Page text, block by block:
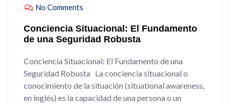
No Comments
Conciencia Situacional: El Fundamento
de una Seguridad Robusta
Conciencia Situacional: El Fundamento de una
Seguridad Robusta La conciencia situacional o
conocimiento de la situación (situational awareness,
en inglés) es la capacidad de una persona o un